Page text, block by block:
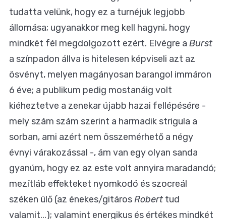
tudatta velünk, hogy ez a turnéjuk legjobb
állomása; ugyanakkor meg kell hagyni, hogy
mindkét fél megdolgozott ezért. Elvégre a Burst
a színpadon állva is hitelesen képviseli azt az
ösvényt, melyen magányosan barangol immáron
6 éve; a publikum pedig mostanáig volt
kiéheztetve a zenekar újabb hazai fellépésére -
mely szám szám szerint a harmadik strigula a
sorban, ami azért nem összemérhető a négy
évnyi várakozással -, ám van egy olyan sanda
gyanúm, hogy ez az este volt annyira maradandó;
mezítláb effekteket nyomkodó és szocreál
széken ülő (az énekes/gitárosRobert tud
valamit...); valamint energikus és értékes mindkét